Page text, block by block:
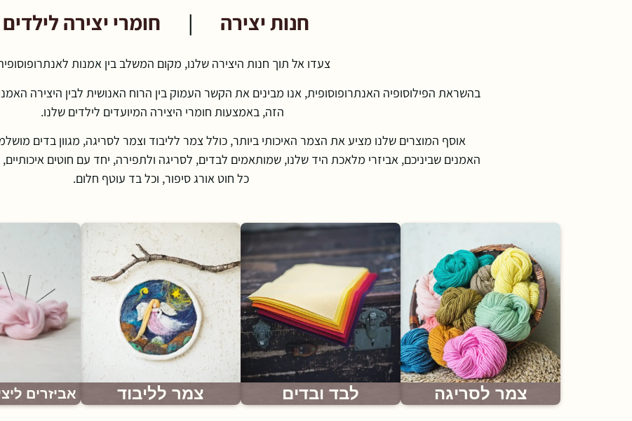
חנות יצירה | חומרי יצירה לילדים
צעדו אל תוך חנות היצירה שלנו, מקום המשלב בין אמנות
בהשראת הפילוסופיה האנתרופוסופית, אנו מבינים את הקשר העמוק בין הרוח האנושית לבין היצירה
הזה, באמצעות חומרי היצירה המיועדים לילדים שלנו.
אוסף המוצרים שלנו מציע את הצמר האיכותי ביותר, כולל צמר לליבוד וצמר לסריגה, מגוון בדים
האמנים שביניכם, אביזרי מלאכת היד שלנו, שמותאמים לבדים, לסריגה ולתפירה, יחד עם חוטים
כל חוט אורג סיפור, וכל בד עוטף חלום.
צמר לסריגה לבד ובדים צמר לליבוד אביזרים